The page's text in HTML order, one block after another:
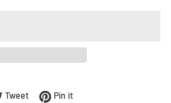
Facebook
TweetTweet på Twitter
Pin itPin på Pinterest